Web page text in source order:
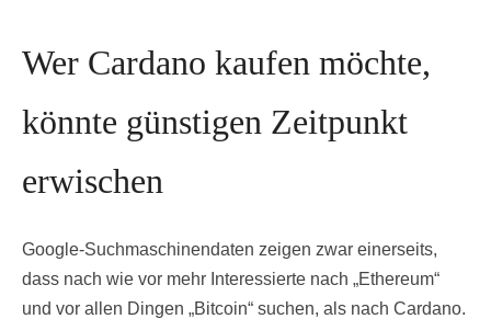
Wer Cardano kaufen möchte,
könnte günstigen Zeitpunkt
erwischen
Google-Suchmaschinendaten zeigen zwar einerseits,
dass nach wie vor mehr Interessierte nach „Ethereum“
und vor allen Dingen „Bitcoin“ suchen, als nach Cardano.